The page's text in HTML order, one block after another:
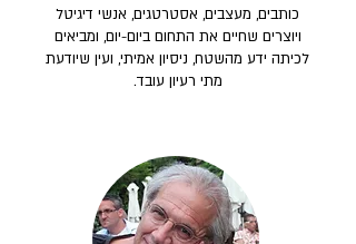
כותבים, מעצבים, אסטרטגים, אנשי דיגיטל
ויוצרים שחיים את התחום ביום-יום, ומביאים
לכיתה ידע מהשטח, ניסיון אמיתי, ועין שיודעת
מתי רעיון עובד.